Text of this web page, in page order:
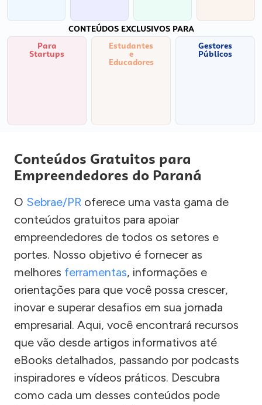
CONTEÚDOS EXCLUSIVOS PARA
Para
Startups
Estudantes
e
Educadores
Gestores
Públicos
Conteúdos Gratuitos para
Empreendedores do Paraná
O Sebrae/PR oferece uma vasta gama de
conteúdos gratuitos para apoiar
empreendedores de todos os setores e
portes. Nosso objetivo é fornecer as
melhores ferramentas, informações e
orientações para que você possa crescer,
inovar e superar desafios em sua jornada
empresarial. Aqui, você encontrará recursos
que vão desde artigos informativos até
eBooks detalhados, passando por podcasts
inspiradores e vídeos práticos. Descubra
como cada um desses conteúdos pode